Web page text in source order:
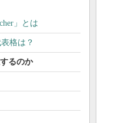
」とは
格は？
るのか